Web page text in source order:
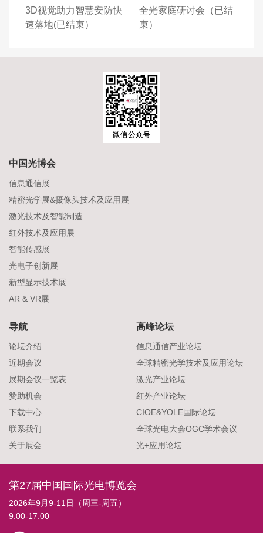
3D视觉助力智慧安防快
速落地(已结束）
全光家庭研讨会（已结
束）
中国光博会
信息通信展
精密光学展&摄像头技术及应用展
激光技术及智能制造
红外技术及应用展
智能传感展
光电子创新展
新型显示技术展
AR & VR展
导航
论坛介绍
近期会议
展期会议一览表
赞助机会
下载中心
联系我们
关于展会
高峰论坛
信息通信产业论坛
全球精密光学技术及应用论坛
激光产业论坛
红外产业论坛
CIOE&YOLE国际论坛
全球光电大会OGC学术会议
光+应用论坛
第27届中国国际光电博览会
2026年9月9-11日（周三-周五）
9:00-17:00